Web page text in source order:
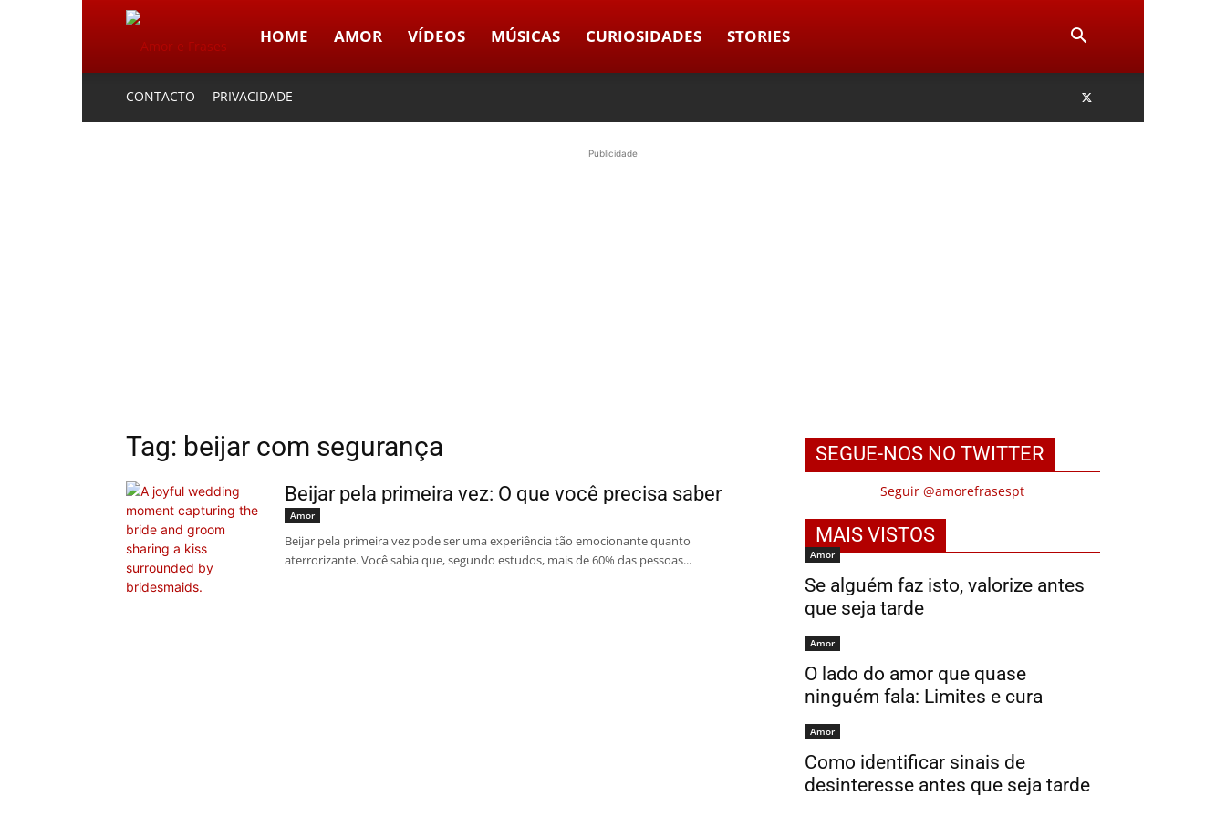
Amor
HOME AMOR VÍDEOS MÚSICAS CURIOSIDADES STORIES
CONTACTO PRIVACIDADE
Publicidade
Tag: beijar com segurança
Beijar pela primeira vez: O que você precisa saber
Amor
Beijar pela primeira vez pode ser uma experiência tão emocionante quanto
aterrorizante. Você sabia que, segundo estudos, mais de 60% das pessoas...
SEGUE-NOS NO TWITTER
Seguir @amorefrasespt
MAIS VISTOS
Amor
Se alguém faz isto, valorize antes
que seja tarde
Amor
O lado do amor que quase
ninguém fala: Limites e cura
Amor
Como identificar sinais de
desinteresse antes que seja tarde